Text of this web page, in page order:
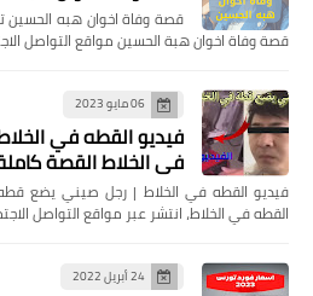
قصة وفاة اخوان هبه الحسين
قصة وفاة اخوان هبة الحسين مواقع التواصل
06 مايو 2023
فيديو القطه في
في الخلاط القصة
فيديو القطه في الخلاط | رجل صيني يضع
القطه في الخلاط، انتشر عبر مواقع التواصل
24 أبريل 2022